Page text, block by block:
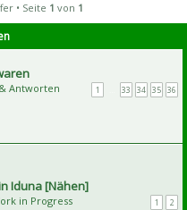
• Seite 1 von 1
1 33 34 35 36
Antworten
Iduna [Nähen]
1 2
in Progress